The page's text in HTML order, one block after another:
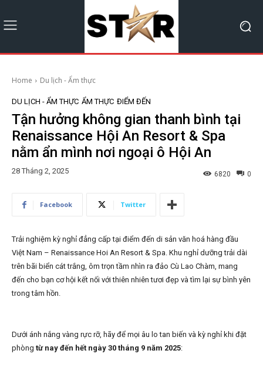
Home Du lịch - Ẩm thực
DU LỊCH - ẨM THỰC ẨM THỰC ĐIỂM ĐẾN
Tận hưởng không gian thanh bình tại
Renaissance Hội An Resort & Spa
nằm ẩn mình nơi ngoại ô Hội An
28 Tháng 2, 2025 0
6820
Facebook Twitter
Trải nghiệm kỳ nghỉ đẳng cấp tại điểm đến di sản văn hoá hàng đầu
Việt Nam – Renaissance Hoi An Resort & Spa. Khu nghỉ dưỡng trải dài
trên bãi biển cát trắng, ôm trọn tầm nhìn ra đảo Cù Lao Chàm, mang
đến cho bạn cơ hội kết nối với thiên nhiên tươi đẹp và tìm lại sự bình yên
trong tâm hồn.
Dưới ánh nắng vàng rực rỡ, hãy để mọi âu lo tan biến và kỳ nghỉ khi đặt
phòng từ nay đến hết ngày 30 tháng 9 năm 2025: